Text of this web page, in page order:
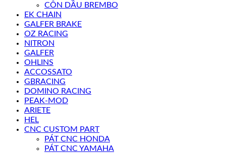
CÔN DẦU BREMBO
EK CHAIN
GALFER BRAKE
OZ RACING
NITRON
GALFER
OHLINS
ACCOSSATO
GBRACING
DOMINO RACING
PEAK-MOD
ARIETE
HEL
CNC CUSTOM PART
PÁT CNC HONDA
PÁT CNC YAMAHA